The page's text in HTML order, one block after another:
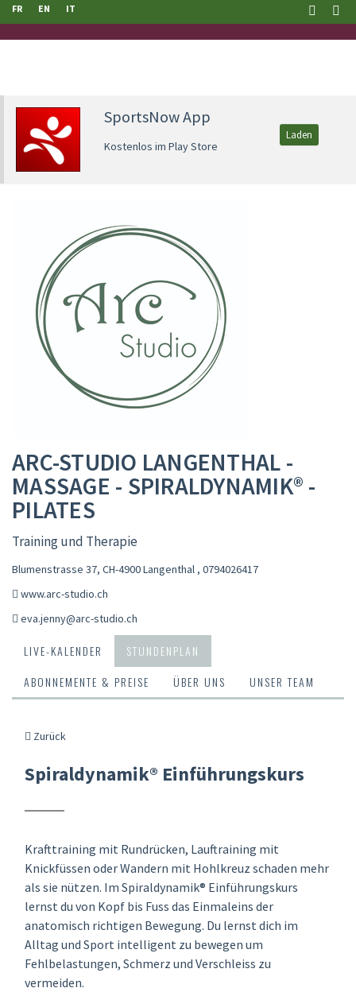
FR EN IT
SportsNow App
Kostenlos im Play Store
Laden
ARC-STUDIO LANGENTHAL -
MASSAGE - SPIRALDYNAMIK® -
PILATES
Training und Therapie
Blumenstrasse 37, CH-4900 Langenthal , 0794026417
www.arc-studio.ch
eva.jenny@arc-studio.ch
LIVE-KALENDER
STUNDENPLAN
ABONNEMENTE & PREISE
ÜBER UNS UNSER TEAM
Zurück
Spiraldynamik® Einführungskurs
Krafttraining mit Rundrücken, Lauftraining mit
Knickfüssen oder Wandern mit Hohlkreuz schaden mehr
als sie nützen. Im Spiraldynamik® Einführungskurs
lernst du von Kopf bis Fuss das Einmaleins der
anatomisch richtigen Bewegung. Du lernst dich im
Alltag und Sport intelligent zu bewegen um
Fehlbelastungen, Schmerz und Verschleiss zu
vermeiden.